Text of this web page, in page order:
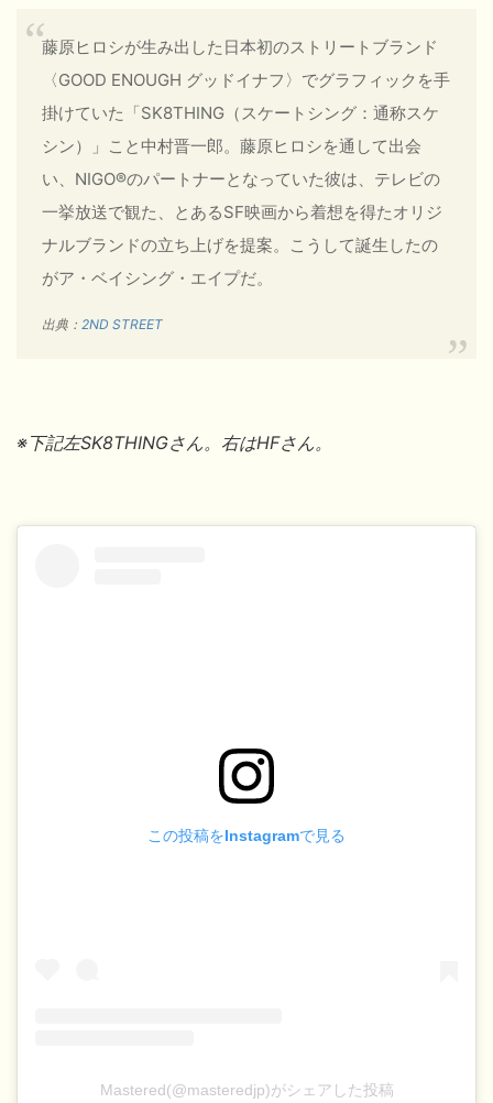
藤原ヒロシが生み出した日本初のストリートブランド
〈GOOD ENOUGH グッドイナフ〉でグラフィックを手
掛けていた「SK8THING（スケートシング：通称スケ
シン）」こと中村晋一郎。藤原ヒロシを通して出会
い、NIGO®のパートナーとなっていた彼は、テレビの
一挙放送で観た、とあるSF映画から着想を得たオリジ
ナルブランドの立ち上げを提案。こうして誕生したの
がア・ベイシング・エイプだ。
出典： 2ND STREET
※下記左SK8THINGさん。右はHFさん。
この投稿をInstagramで見る
Mastered(@masteredjp)がシェアした投稿